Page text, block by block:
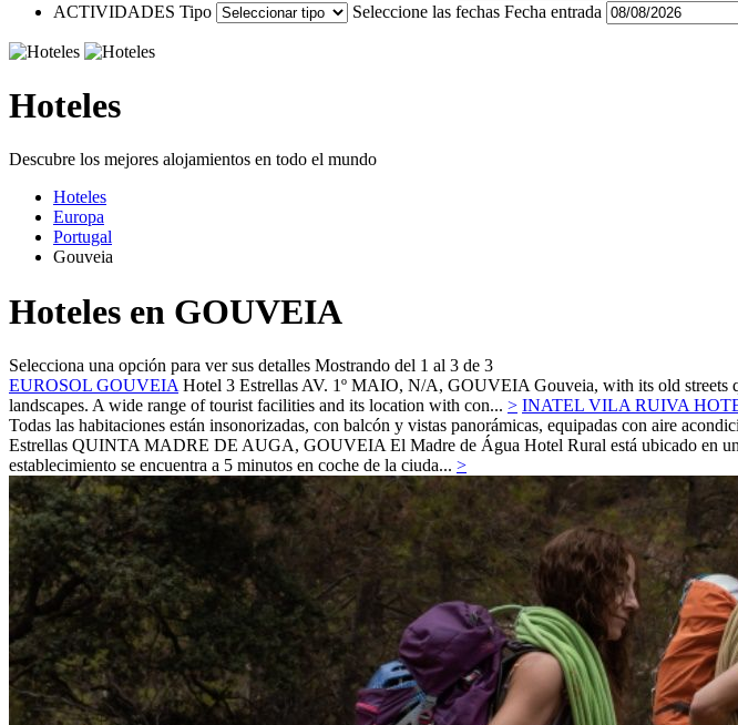
ACTIVIDADES Tipo Seleccione las fechas Fecha entrada
Hoteles
Descubre los mejores alojamientos en todo el mundo
Hoteles
Europa
Portugal
Gouveia
Hoteles en GOUVEIA
Selecciona una opción para ver sus detalles Mostrando del 1 al 3 de 3
EUROSOL GOUVEIA Hotel 3 Estrellas AV. 1º MAIO, N/A, GOUVEIA Gouveia, with its old streets
landscapes. A wide range of tourist facilities and its location with con... > INATEL VILA RUIVA
Todas las habitaciones están insonorizadas, con balcón y vistas panorámicas, equipadas con aire
Estrellas QUINTA MADRE DE AUGA, GOUVEIA El Madre de Água Hotel Rural está ubicado en
establecimiento se encuentra a 5 minutos en coche de la ciuda... >